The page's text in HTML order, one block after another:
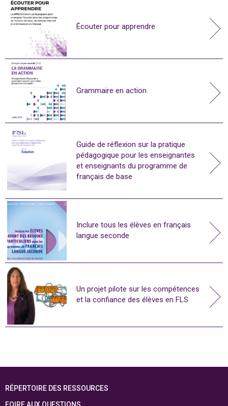
Écouter pour apprendre
Grammaire en action
Guide de réflexion sur la pratique
pédagogique pour les enseignantes
et enseignants du programme de
français de base
Inclure tous les élèves en français
langue seconde
Un projet pilote sur les compétences
et la confiance des élèves en FLS
RÉPERTOIRE DES RESSOURCES